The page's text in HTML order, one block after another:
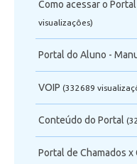
Como acessar o
visualizaçôes)
Portal do Aluno -
VOIP (332689
Conteúdo do Portal
Portal de Chamados x